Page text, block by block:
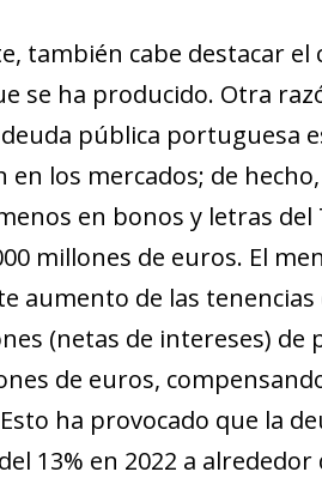
también cabe destacar
se ha producido. Otra
pública portuguesa
en los mercados; de
en bonos y letras
millones de euros. El
aumento de las
(netas de intereses)
de euros,
ha provocado que la
13% en 2022 a